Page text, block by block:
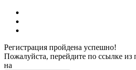
Регистрация пройдена успешно!
Пожалуйста, перейдите по ссылке из
на